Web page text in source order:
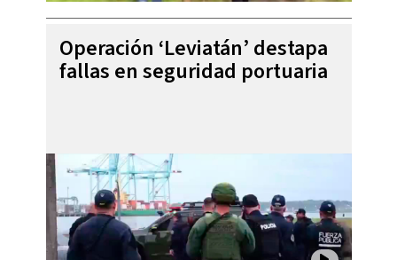
Operación ‘Leviatán’ destapa
fallas en seguridad portuaria